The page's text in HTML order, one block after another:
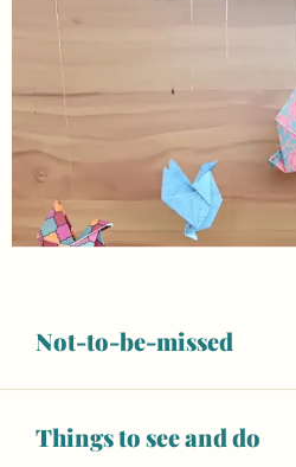
Not-to-be-missed
Things to see and do